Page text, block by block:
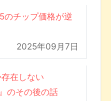
のチップ価格が逆
2025年09月7日
在しない
のその後の話